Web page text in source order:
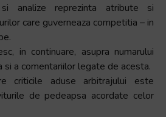
analize reprezinta atribute si
care guverneaza competitia – in
in continuare, asupra numarului
a comentariilor legate de acesta.
criticile aduse arbitrajului este
de pedeapsa acordate celor